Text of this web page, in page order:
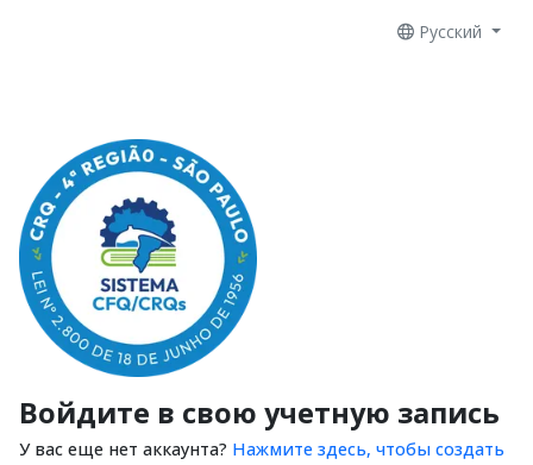
Русский
Войдите в свою учетную запись
У вас еще нет аккаунта? Нажмите здесь, чтобы создать